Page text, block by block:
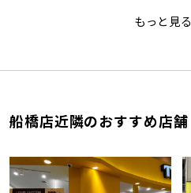
もっと見る
船橋店近隣のおすすめ店舗